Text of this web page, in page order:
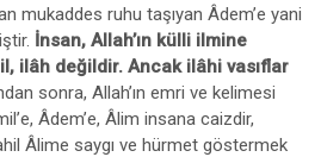
mukaddes ruhu taşıyan Âdem’e yani
İnsan, Allah’ın külli ilmine
ilâh değildir. Ancak ilâhi vasıflar
sonra, Allah’ın emri ve kelimesi
Âdem’e, Âlim insana caizdir,
Âlime saygı ve hürmet göstermek